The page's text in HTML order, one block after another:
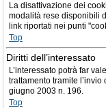
La disattivazione dei
modalità rese disponibili
link riportati nei punti
Top
Diritti dell’interessato
L’interessato potrà far
trattamento tramite
giugno 2003 n. 196.
Top